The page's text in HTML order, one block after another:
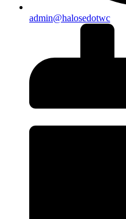
admin@halosedotwc